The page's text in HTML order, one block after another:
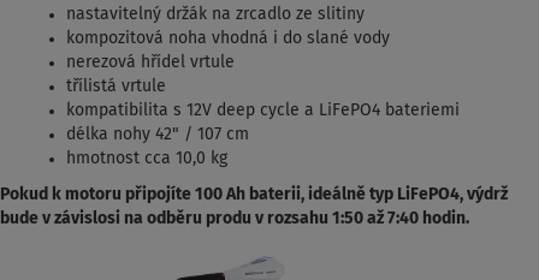
nastavitelný držák na zrcadlo ze slitiny
kompozitová noha vhodná i do slané vody
nerezová hřídel vrtule
třílistá vrtule
kompatibilita s 12V deep cycle a LiFePO4 bateriemi
délka nohy 42" / 107 cm
hmotnost cca 10,0 kg
Pokud k motoru připojíte 100 Ah baterii, ideálně typ LiFePO4, výdrž
bude v závislosi na odběru produ v rozsahu 1:50 až 7:40 hodin.